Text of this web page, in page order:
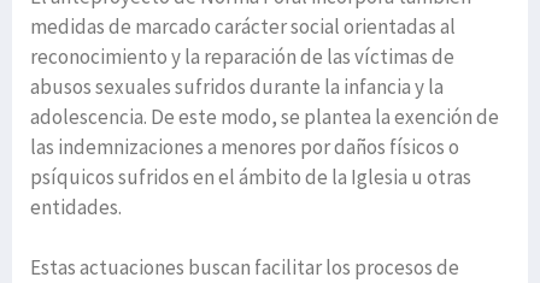
medidas de marcado carácter social orientadas al
reconocimiento y la reparación de las víctimas de
abusos sexuales sufridos durante la infancia y la
adolescencia. De este modo, se plantea la exención de
las indemnizaciones a menores por daños físicos o
psíquicos sufridos en el ámbito de la Iglesia u otras
entidades.
Estas actuaciones buscan facilitar los procesos de